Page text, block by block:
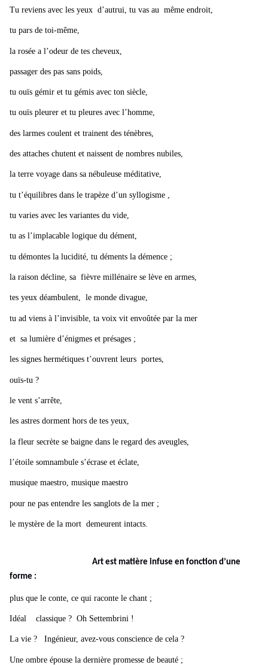
Tu reviens avec les yeux d’autrui, tu vas au même endroit,
tu pars de toi-même,
la rosée a l’odeur de tes cheveux,
passager des pas sans poids,
tu ouïs gémir et tu gémis avec ton siècle,
tu ouïs pleurer et tu pleures avec l’homme,
des larmes coulent et trainent des ténèbres,
des attaches chutent et naissent de nombres nubiles,
la terre voyage dans sa nébuleuse méditative,
tu t’équilibres dans le trapèze d’un syllogisme ,
tu varies avec les variantes du vide,
tu as l’implacable logique du dément,
tu démontes la lucidité, tu déments la démence ;
la raison décline, sa fièvre millénaire se lève en armes,
tes yeux déambulent, le monde divague,
tu ad viens à l’invisible, ta voix vit envoûtée par la mer
et sa lumière d’énigmes et présages ;
les signes hermétiques t’ouvrent leurs portes,
ouïs-tu ?
le vent s’arrête,
les astres dorment hors de tes yeux,
la fleur secrète se baigne dans le regard des aveugles,
l’étoile somnambule s’écrase et éclate,
musique maestro, musique maestro
pour ne pas entendre les sanglots de la mer ;
le mystère de la mort demeurent intacts.
Art est matière infuse en fonction d’une
forme :
plus que le conte, ce qui raconte le chant ;
Idéal classique ? Oh Settembrini !
La vie ? Ingénieur, avez-vous conscience de cela ?
Une ombre épouse la dernière promesse de beauté ;